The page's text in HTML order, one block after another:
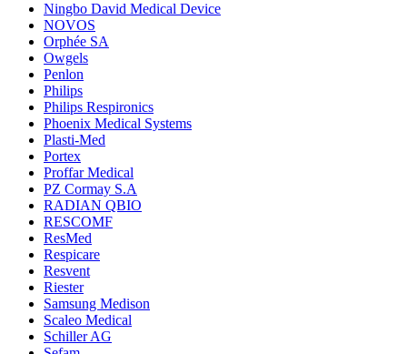
Ningbo David Medical Device
NOVOS
Orphée SA
Owgels
Penlon
Philips
Philips Respironics
Phoenix Medical Systems
Plasti-Med
Portex
Proffar Medical
PZ Cormay S.A
RADIAN QBIO
RESCOMF
ResMed
Respicare
Resvent
Riester
Samsung Medison
Scaleo Medical
Schiller AG